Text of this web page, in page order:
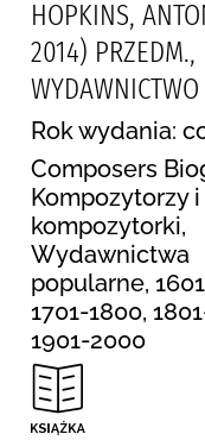
HOPKINS,
2014) PRZEDM.,
Rok wydania:
Composers
Kompozytorzy i
kompozytorki,
Wydawnictwa
popularne,
1701-1800,
1901-2000